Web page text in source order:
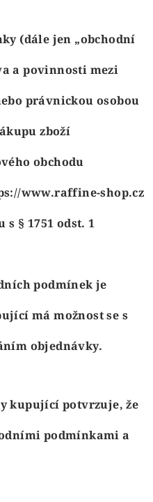
(dále jen „obchodní
a povinnosti mezi
právnickou osobou
zboží
obchodu
www.raffine-shop.cz
s § 1751 odst. 1
podmínek je
má možnost se s
objednávky.
kupující potvrzuje, že
podmínkami a